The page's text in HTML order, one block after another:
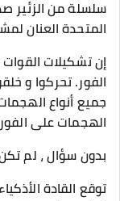
سلسلة من الزئير
المتحدة العنان
إن تشكيلات
الفور. تحركوا و
جميع أنواع
الهجمات على
بدون سؤال ، لم
توقع القادة